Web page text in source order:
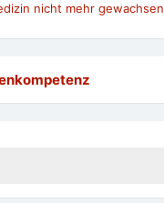
nicht mehr gewachsen